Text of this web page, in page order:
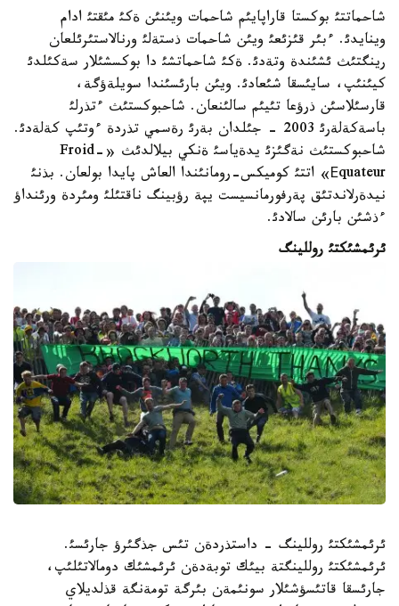
شاحماتتئ بوكستا قاراپايئم شاحمات ويئنئن ةكئ مئقتئ ادام
وينايدئ. ءبئر قئزئعئ ويئن شاحمات ذستةلئ ورنالاستئرئلعان
رينگتئث ئشئندة وتةدئ. ةكئ شاحماتشئ دا بوكسشئلار سةكئلدئ
كيئنئپ، سايئسقا شئعادئ. ويئن بارئسئندا سويلةؤگة،
قارسئلاسئن ذرؤعا تئيئم سالئنعان. شاحبوكستئث ءتذرلئ
باسةكةلةرئ 2003 - جئلدان بةرئ رةسمي تذردة ءوتئپ كةلةدئ.
شاحبوكستئث نةگئزئ يدةياسئ ةنكي بيلالدئث «Froid-
Еquateur» اتتئ كوميكس-رومانئندا العاش پايدا بولعان. بذنئ
نيدةرلاندتئق پةرفورمانسيست يپة رؤبينگ ناقتئلئ ومئردة ورئنداؤ
ءذشئن بارئن سالادئ.
ئرئمشئكتئ روللينگ
ئرئمشئكتئ روللينگ - داستذردةن تئس جذگئرؤ جارئسئ.
ئرئمشئكتئ روللينگتة بيئك توبةدةن ئرئمشئك دومالاتئلئپ،
جارئسقا قاتئسؤشئلار سونئمةن بئرگة تومةنگة قذلديلاي